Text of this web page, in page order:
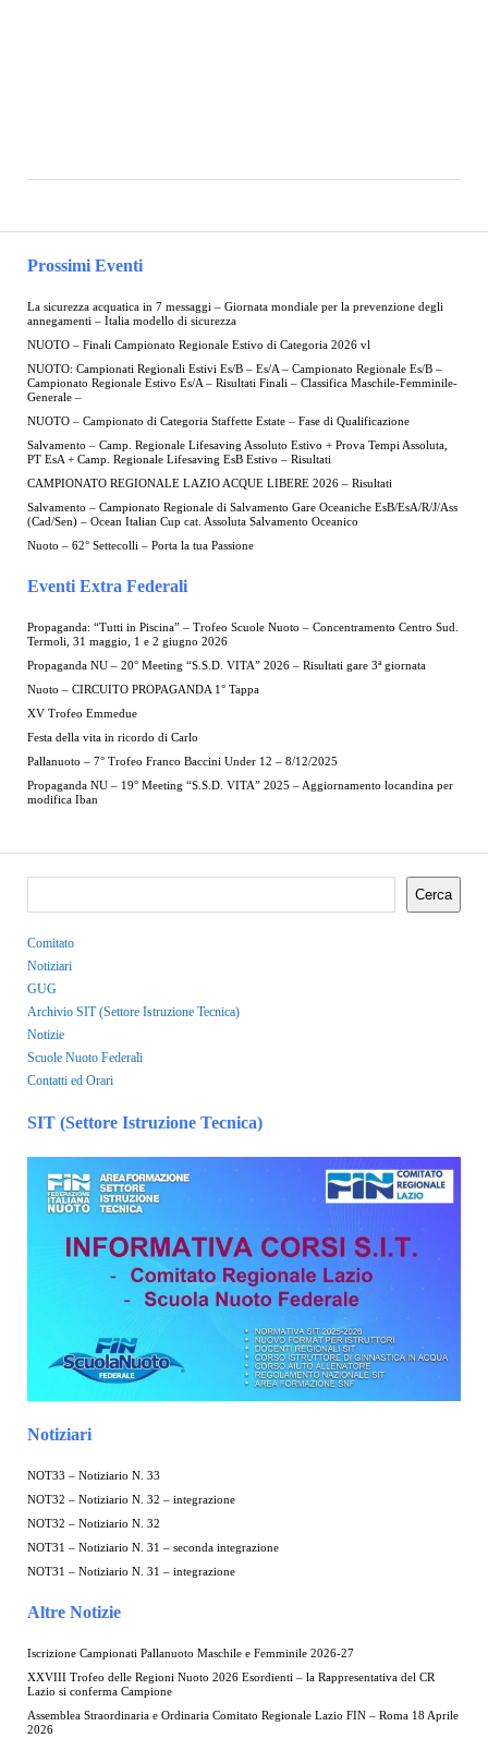
Prossimi Eventi
La sicurezza acquatica in 7 messaggi – Giornata mondiale per la prevenzione degli
annegamenti – Italia modello di sicurezza
NUOTO – Finali Campionato Regionale Estivo di Categoria 2026 vl
NUOTO: Campionati Regionali Estivi Es/B – Es/A – Campionato Regionale Es/B –
Campionato Regionale Estivo Es/A – Risultati Finali – Classifica Maschile-Femminile-
Generale –
NUOTO – Campionato di Categoria Staffette Estate – Fase di Qualificazione
Salvamento – Camp. Regionale Lifesaving Assoluto Estivo + Prova Tempi Assoluta,
PT EsA + Camp. Regionale Lifesaving EsB Estivo – Risultati
CAMPIONATO REGIONALE LAZIO ACQUE LIBERE 2026 – Risultati
Salvamento – Campionato Regionale di Salvamento Gare Oceaniche EsB/EsA/R/J/Ass
(Cad/Sen) – Ocean Italian Cup cat. Assoluta Salvamento Oceanico
Nuoto – 62° Settecolli – Porta la tua Passione
Eventi Extra Federali
Propaganda: “Tutti in Piscina” – Trofeo Scuole Nuoto – Concentramento Centro Sud.
Termoli, 31 maggio, 1 e 2 giugno 2026
Propaganda NU – 20° Meeting “S.S.D. VITA” 2026 – Risultati gare 3ª giornata
Nuoto – CIRCUITO PROPAGANDA 1° Tappa
XV Trofeo Emmedue
Festa della vita in ricordo di Carlo
Pallanuoto – 7° Trofeo Franco Baccini Under 12 – 8/12/2025
Propaganda NU – 19° Meeting “S.S.D. VITA” 2025 – Aggiornamento locandina per
modifica Iban
Cerca
Comitato
Notiziari
GUG
Archivio SIT (Settore Istruzione Tecnica)
Notizie
Scuole Nuoto Federali
Contatti ed Orari
SIT (Settore Istruzione Tecnica)
Notiziari
NOT33 – Notiziario N. 33
NOT32 – Notiziario N. 32 – integrazione
NOT32 – Notiziario N. 32
NOT31 – Notiziario N. 31 – seconda integrazione
NOT31 – Notiziario N. 31 – integrazione
Altre Notizie
Iscrizione Campionati Pallanuoto Maschile e Femminile 2026-27
XXVIII Trofeo delle Regioni Nuoto 2026 Esordienti – la Rappresentativa del CR
Lazio si conferma Campione
Assemblea Straordinaria e Ordinaria Comitato Regionale Lazio FIN – Roma 18 Aprile
2026